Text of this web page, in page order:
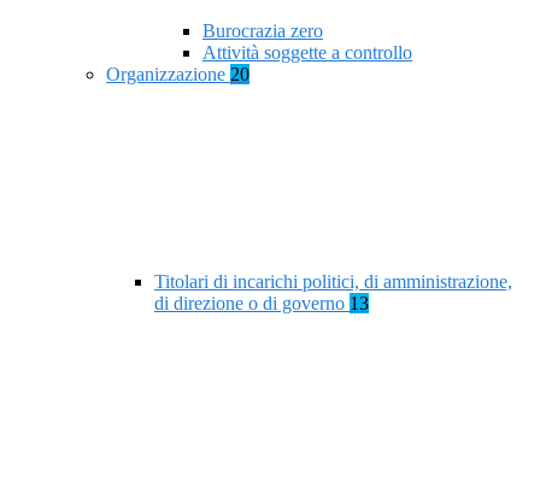
Burocrazia zero
Attività soggette a controllo
Organizzazione 20
Titolari di incarichi politici, di amministrazione,
di direzione o di governo 13